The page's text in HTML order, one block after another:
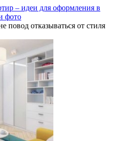
– идеи для оформления в
фото
повод отказываться от стиля